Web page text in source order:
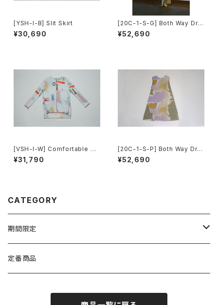
[YSH-I-B] Slit Skirt
¥30,690
[20C-1-S-G] Both Way Dre
ss
¥52,690
[VSH-I-W] Comfortable To
ps(Long Sleeve)
¥31,790
[20C-1-S-P] Both Way Dre
ss
¥52,690
CATEGORY
期間限定
TEXTILE
定番商品